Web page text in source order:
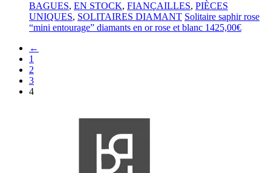
BAGUES, EN STOCK, FIANÇAILLES, PIÈCES
UNIQUES, SOLITAIRES DIAMANT Solitaire saphir rose
“mini entourage” diamants en or rose et blanc 1425,00€
←
1
2
3
4